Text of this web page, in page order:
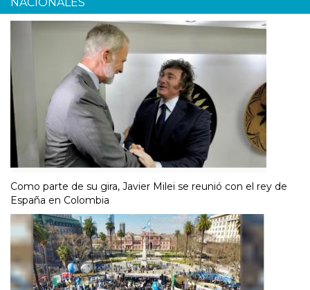
Como parte de su gira, Javier Milei se reunió con el rey de
España en Colombia